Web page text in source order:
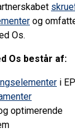
og
Os.
Os består af:
i
optimerende